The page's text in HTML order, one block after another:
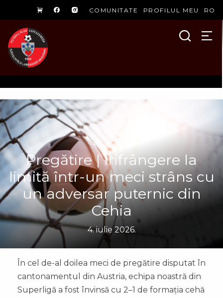
COMUNITATE PROFILUL MEU RO
Pregătire | Înfrângere la
limită într-un meci strâns cu
un adversar puternic din
Cehia
4. iulie 2026.
În cel de-al doilea meci de pregătire disputat în
cantonamentul din Austria, echipa noastră din
Superligă a fost învinsă cu 2–1 de formația cehă